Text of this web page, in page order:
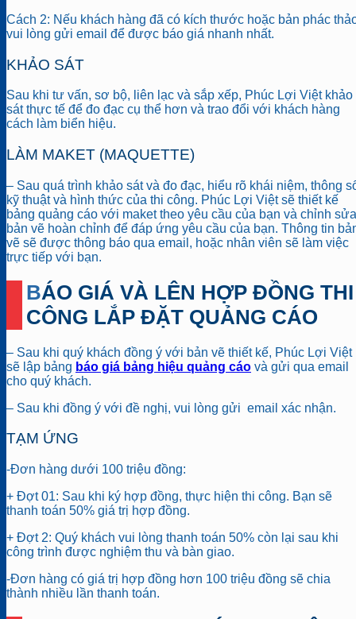
Cách 2: Nếu khách hàng đã có kích thước hoặc bản phác
vui lòng gửi email để được báo giá nhanh nhất.
KHẢO SÁT
Sau khi tư vấn, sơ bộ, liên lạc và sắp xếp, Phúc Lợi Việt khảo
sát thực tế để đo đạc cụ thể hơn và trao đổi với khách hàng
cách làm biển hiệu.
LÀM MAKET (MAQUETTE)
– Sau quá trình khảo sát và đo đạc, hiểu rõ khái niệm, thông
kỹ thuật và hình thức của thi công. Phúc Lợi Việt sẽ thiết kế
bảng quảng cáo với maket theo yêu cầu của bạn và chỉnh sửa
bản vẽ hoàn chỉnh để đáp ứng yêu cầu của bạn. Thông tin
vẽ sẽ được thông báo qua email, hoặc nhân viên sẽ làm việc
trực tiếp với bạn.
BÁO GIÁ VÀ LÊN HỢP ĐỒNG THI
CÔNG LẮP ĐẶT QUẢNG CÁO
– Sau khi quý khách đồng ý với bản vẽ thiết kế, Phúc Lợi Việt
sẽ lập bảng báo giá bảng hiệu quảng cáo và gửi qua email
cho quý khách.
– Sau khi đồng ý với đề nghị, vui lòng gửi email xác nhận.
TẠM ỨNG
-Đơn hàng dưới 100 triệu đồng:
+ Đợt 01: Sau khi ký hợp đồng, thực hiện thi công. Bạn sẽ
thanh toán 50% giá trị hợp đồng.
+ Đợt 2: Quý khách vui lòng thanh toán 50% còn lại sau khi
công trình được nghiệm thu và bàn giao.
-Đơn hàng có giá trị hợp đồng hơn 100 triệu đồng sẽ chia
thành nhiều lần thanh toán.